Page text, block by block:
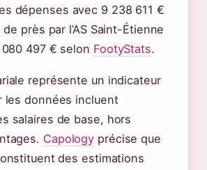
dépenses avec 9 238 611 €
près par l’AS Saint-Étienne
497 € selon FootyStats.
représente un indicateur
les données incluent
salaires de base, hors
Capology précise que
des estimations